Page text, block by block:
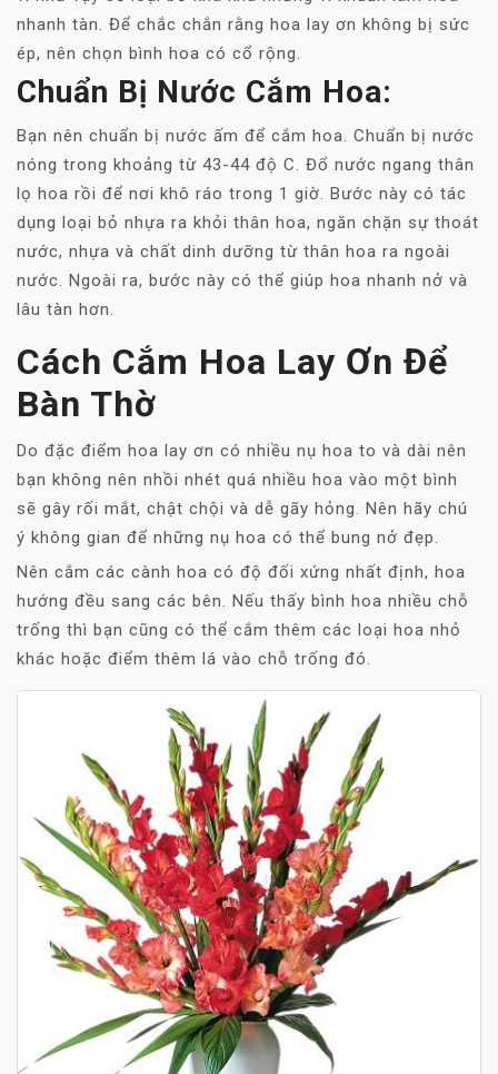
nhanh tàn. Để chắc chắn rằng hoa lay ơn không bị sức
ép, nên chọn bình hoa có cổ rộng.
Chuẩn Bị Nước Cắm Hoa:
Bạn nên chuẩn bị nước ấm để cắm hoa. Chuẩn bị nước
nóng trong khoảng từ 43-44 độ C. Đổ nước ngang thân
lọ hoa rồi để nơi khô ráo trong 1 giờ. Bước này có tác
dụng loại bỏ nhựa ra khỏi thân hoa, ngăn chặn sự thoát
nước, nhựa và chất dinh dưỡng từ thân hoa ra ngoài
nước. Ngoài ra, bước này có thể giúp hoa nhanh nở và
lâu tàn hơn.
Cách Cắm Hoa Lay Ơn Để
Bàn Thờ
Do đặc điểm hoa lay ơn có nhiều nụ hoa to và dài nên
bạn không nên nhồi nhét quá nhiều hoa vào một bình
sẽ gây rối mắt, chật chội và dễ gãy hỏng. Nên hãy chú
ý không gian để những nụ hoa có thể bung nở đẹp.
Nên cắm các cành hoa có độ đối xứng nhất định, hoa
hướng đều sang các bên. Nếu thấy bình hoa nhiều chỗ
trống thì bạn cũng có thể cắm thêm các loại hoa nhỏ
khác hoặc điểm thêm lá vào chỗ trống đó.